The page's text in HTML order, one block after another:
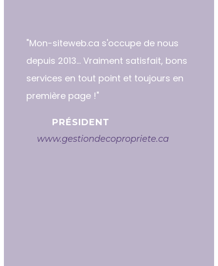
"​​Mon-siteweb.ca s'occupe de nous
depuis 2013... Vraiment satisfait, bons
services en tout point et toujours en
première page !"
PRÉSIDENT
www.gestiondecopropriete.ca